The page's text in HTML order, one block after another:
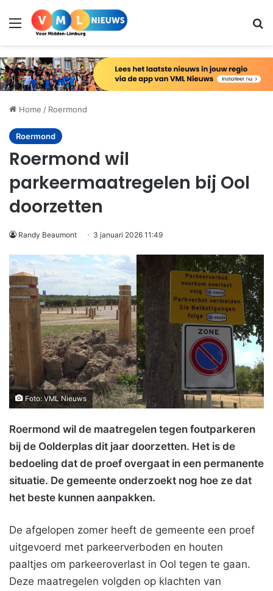
Menu
Home / Roermond
Roermond
Roermond wil
parkeermaatregelen bij Ool
doorzetten
Randy Beaumont 3 januari 2026 11:49
Foto: VML Nieuws
Roermond wil de maatregelen tegen foutparkeren
bij de Oolderplas dit jaar doorzetten. Het is de
bedoeling dat de proef overgaat in een permanente
situatie. De gemeente onderzoekt nog hoe ze dat
het beste kunnen aanpakken.
De afgelopen zomer heeft de gemeente een proef
uitgevoerd met parkeerverboden en houten
paaltjes om parkeeroverlast in Ool tegen te gaan.
Deze maatregelen volgden op klachten van